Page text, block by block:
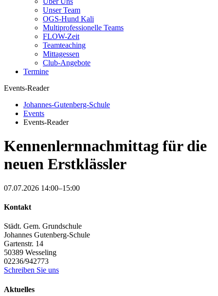
Unser Team
OGS-Hund Kali
Multiprofessionelle Teams
FLOW-Zeit
Teamteaching
Mittagessen
Club-Angebote
Termine
Events-Reader
Johannes-Gutenberg-Schule
Events
Events-Reader
Kennenlernnachmittag für die
neuen Erstklässler
07.07.2026 14:00–15:00
Kontakt
Städt. Gem. Grundschule
Johannes Gutenberg-Schule
Gartenstr. 14
50389 Wesseling
02236/942773
Schreiben Sie uns
Aktuelles